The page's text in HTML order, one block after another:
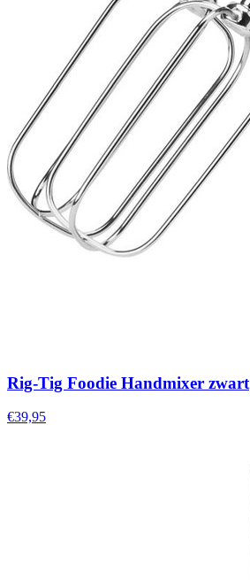
Rig-Tig Foodie Handmixer zwart
€39,95